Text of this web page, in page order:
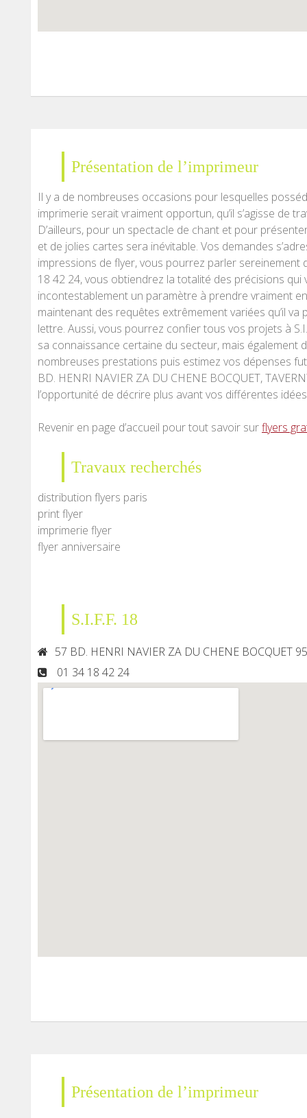
Présentation de l’imprimeur
Il y a de nombreuses occasions pour lesquelles
imprimerie serait vraiment opportun, qu’il s’agisse de
D’ailleurs, pour un spectacle de chant et pour
et de jolies cartes sera inévitable. Vos demandes
impressions de flyer, vous pourrez parler
18 42 24, vous obtiendrez la totalité des précisions
incontestablement un paramètre à prendre vraiment
maintenant des requêtes extrêmement variées qu’il
lettre. Aussi, vous pourrez confier tous vos projets à
sa connaissance certaine du secteur, mais également
nombreuses prestations puis estimez vos dépenses
BD. HENRI NAVIER ZA DU CHENE BOCQUET,
l’opportunité de décrire plus avant vos différentes
Revenir en page d’accueil pour tout savoir surflyers
Travaux recherchés
distribution flyers paris
print flyer
imprimerie flyer
flyer anniversaire
S.I.F.F. 18
57 BD. HENRI NAVIER ZA DU CHENE BOCQUET
01 34 18 42 24
Présentation de l’imprimeur